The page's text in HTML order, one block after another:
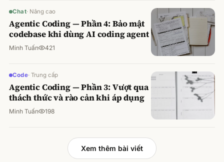
Chat· Nâng cao
Agentic Coding — Phần 4: Bảo mật
codebase khi dùng AI coding agent
Minh Tuấn 421
Code· Trung cấp
Agentic Coding — Phần 3: Vượt qua
thách thức và rào cản khi áp dụng
Minh Tuấn 198
Xem thêm bài viết